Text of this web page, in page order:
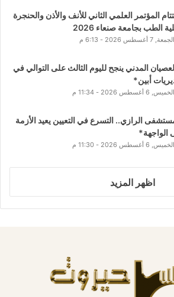
المؤتمر العلمي الثاني للأنف والأذن والحنجرة
الطب بجامعة صنعاء 2026
الجمعة, 7 أغسطس 2026 - 6:13 م
المدني ينجح لليوم الثالث على التوالي في
أبين*
الخميس, 6 أغسطس 2026 - 11:34 م
الرازي.. التسرع في التعيين يعيد الأزمة
الواجهة*
الخميس, 6 أغسطس 2026 - 11:30 م
اظهر المزيد